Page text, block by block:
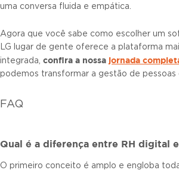
uma conversa fluida e empática.
Agora que você sabe como escolher um
LG lugar de gente oferece a plataforma
integrada, confira a nossa jornada
podemos transformar a gestão de pessoas
FAQ
Qual é a diferença entre RH digital e
O primeiro conceito é amplo e engloba